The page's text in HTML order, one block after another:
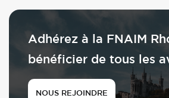
Adhérez à la FNAIM
bénéficier de tous les
NOUS REJOINDRE